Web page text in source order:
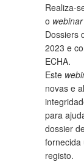
Realiza-
o webinar
Dossiers
2023 e
ECHA.
Este
novas e
para
dossier
fornecida
registo.